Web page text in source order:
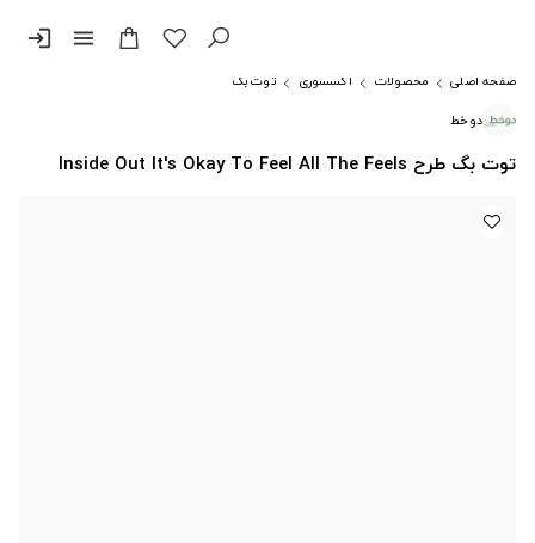
menu
login
صفحه اصلی محصولات اکسسوری
توت بگ
دوخط
توت بگ طرح Inside Out It's Okay To Feel All The Feels